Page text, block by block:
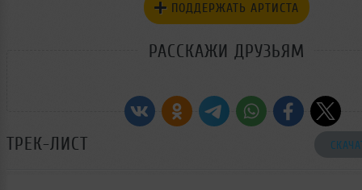
ПОДДЕРЖАТЬ АРТИСТА
РАССКАЖИ ДРУЗЬЯМ
ТРЕК-ЛИСТ